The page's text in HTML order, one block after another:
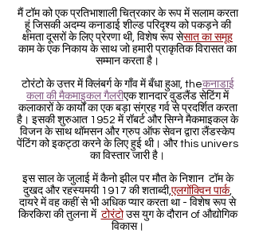
मैं टॉम को एक प्रतिभाशाली चित्रकार के रूप में सलाम करता
हूं जिसकी अदम्य कनाडाई शील्ड परिदृश्य को पकड़ने की
क्षमता दूसरों के लिए प्रेरणा थी, विशेष रूप सेसात का समूह
काम के एक निकाय के साथ जो हमारी प्राकृतिक विरासत का
सम्मान करता है।
टोरंटो के उत्तर में क्लिंबर्ग के गाँव में बँधा हुआ, theकनाडाई
कला की मैकमाइकल गैलरीएक शानदार वुडलैंड सेटिंग में
कलाकारों के कार्यों का एक बड़ा संग्रह गर्व से प्रदर्शित करता
है। इसकी शुरुआत 1952 में रॉबर्ट और सिग्ने मैकमाइकल के
विजन के साथ थॉमसन और ग्रुप ऑफ सेवन द्वारा लैंडस्केप
पेंटिंग को इकट्ठा करने के लिए हुई थी। और this univers
का विस्तार जारी है।
इस साल के जुलाई में कैनो झील पर मौत के निशान टॉम के
दुखद और रहस्यमयी 1917 की शताब्दी,एलगोंक्विन पार्क,
दायरे में वह कहीं से भी अधिक प्यार करता था - विशेष रूप से
किरकिरा की तुलना में टोरंटोउस युग के दौरान of औद्योगिक
विकास।